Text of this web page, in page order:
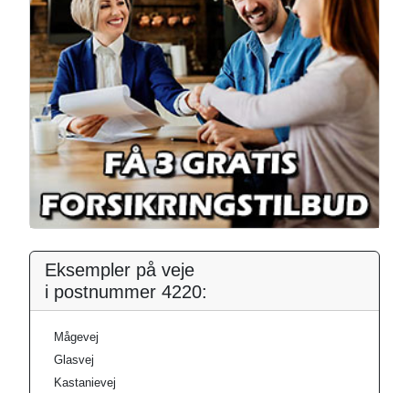
Eksempler på veje
i postnummer 4220:
Mågevej
Glasvej
Kastanievej